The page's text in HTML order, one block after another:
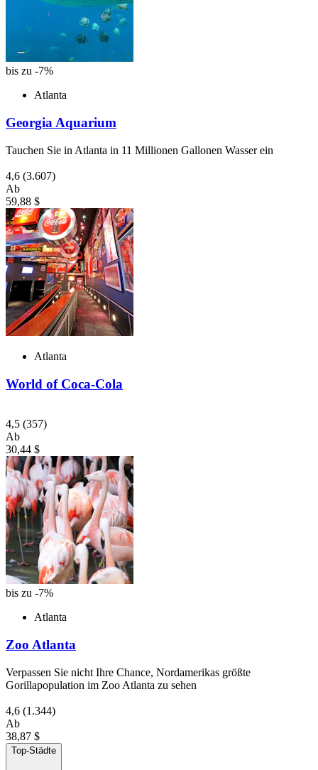
bis zu -7%
Atlanta
Georgia Aquarium
Tauchen Sie in Atlanta in 11 Millionen Gallonen Wasser ein
4,6 (3.607)
Ab
59,88 $
Atlanta
World of Coca-Cola
4,5 (357)
Ab
30,44 $
bis zu -7%
Atlanta
Zoo Atlanta
Verpassen Sie nicht Ihre Chance, Nordamerikas größte
Gorillapopulation im Zoo Atlanta zu sehen
4,6 (1.344)
Ab
38,87 $
Top-Städte